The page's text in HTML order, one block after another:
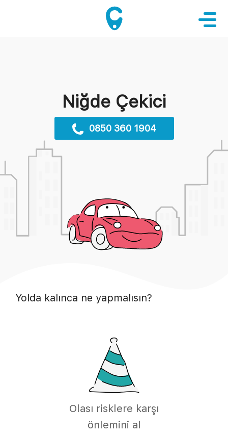
Niğde Çekici
0850 360 1904
Yolda kalınca ne yapmalısın?
Olası risklere karşı
önlemini al